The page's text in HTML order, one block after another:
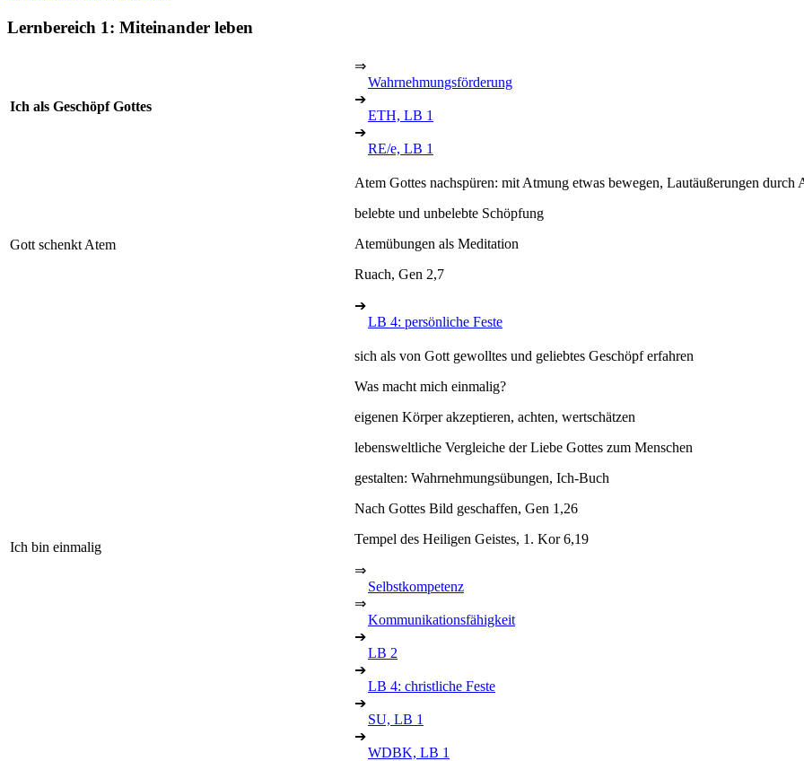
Lernbereich 1: Miteinander leben
Ich als Geschöpf Gottes
⇒
Wahrnehmungsförderung
➔
ETH, LB 1
➔
RE/e, LB 1
Gott schenkt Atem
Atem Gottes nachspüren: mit Atmung etwas bewegen, Lautäußerungen durch
belebte und unbelebte Schöpfung
Atemübungen als Meditation
Ruach, Gen 2,7
➔
LB 4: persönliche Feste
Ich bin einmalig
sich als von Gott gewolltes und geliebtes Geschöpf erfahren
Was macht mich einmalig?
eigenen Körper akzeptieren, achten, wertschätzen
lebensweltliche Vergleiche der Liebe Gottes zum Menschen
gestalten: Wahrnehmungsübungen, Ich-Buch
Nach Gottes Bild geschaffen, Gen 1,26
Tempel des Heiligen Geistes, 1. Kor 6,19
⇒
Selbstkompetenz
⇒
Kommunikationsfähigkeit
➔
LB 2
➔
LB 4: christliche Feste
➔
SU, LB 1
➔
WDBK, LB 1